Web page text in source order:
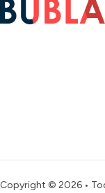
Copyright © 2026 •